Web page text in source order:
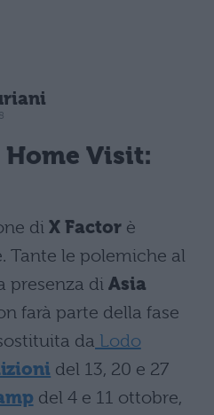
Home Visit:
di X Factor è
Tante le polemiche al
presenza di Asia
farà parte della fase
da Lodo
del 13, 20 e 27
del 4 e 11 ottobre,